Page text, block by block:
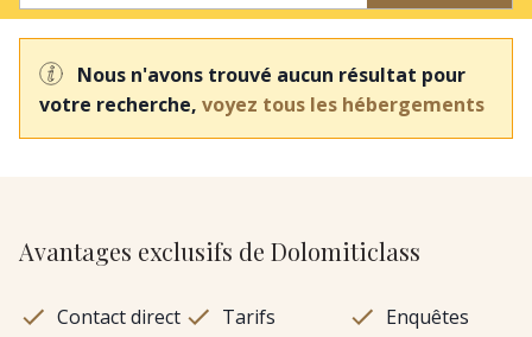
Nous n'avons trouvé aucun résultat pour
votre recherche, voyez tous les hébergements
Avantages exclusifs de Dolomiticlass
Contact direct
Tarifs
Enquêtes